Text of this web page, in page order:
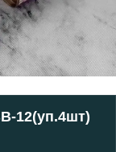
12(уп.4шт)